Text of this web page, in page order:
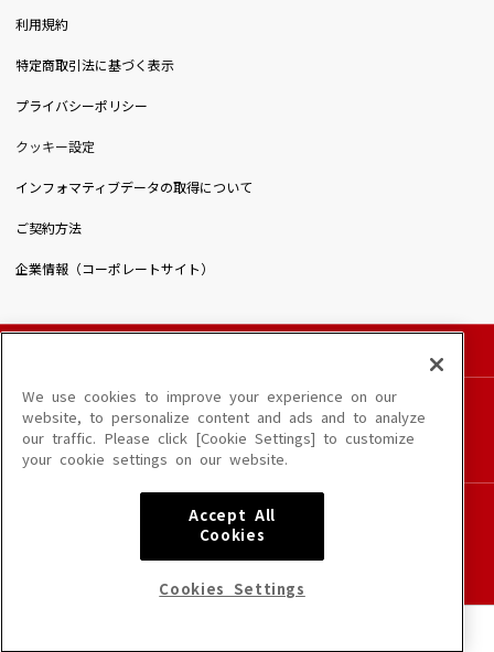
利用規約
特定商取引法に基づく表示
プライバシーポリシー
クッキー設定
インフォマティブデータの取得について
ご契約方法
企業情報（コーポレートサイト）
このサイトに掲載されている一切の文章・画像・写真・動画・音声等を、手段や形態を
問わず、著作権法の定める範囲を超えて無断で複製、転載、ファイル化などすることを
禁じます。
楽曲及びコンテンツは、端末や配信状況によりご利用いただけない場合があります。
楽曲によりMYリスト保存ができない場合があります。
6602250213Y31015 6602250112Y38026 6602250240Y31015
NexTone許諾番号
ID000002945 ID000002947 ID000002937 ID000002938
We use cookies to improve your experience on our
website, to personalize content and ads and to analyze
our traffic. Please click [Cookie Settings] to customize
your cookie settings on our website.
Accept All
Cookies
Cookies Settings